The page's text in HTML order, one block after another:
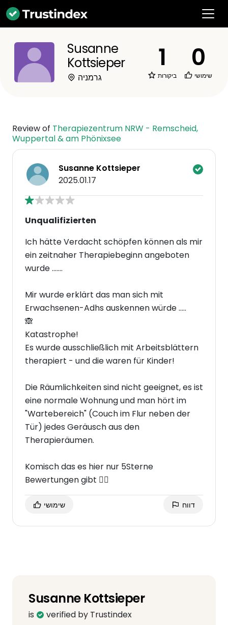
Susanne
Kottsieper
גרמניה
1
ביקורות
0
שימושי
Review of Therapiezentrum NRW - Remscheid,
Wuppertal & am Phönixsee
Susanne Kottsieper
2025.01.17
Unqualifizierten
Ich hätte Verdacht schöpfen können als mir
ein zeitnaher Therapiebeginn angeboten
wurde .......
Mir wurde erklärt das man sich mit
Erwachsenen-Adhs auskennen würde .....
🙈
Katastrophe!
Es wurde ausschließlich mit Arbeitsblättern
therapiert - und die waren für Kinder!
Die Räumlichkeiten sind nicht geeignet, es ist
eine normale Wohnung und man hört im
"Wartebereich" (Couch im Flur neben der
Tür) jedes Geräusch aus den
Therapieräumen.
Komisch das es hier nur 5Sterne
Bewertungen gibt 🤷‍♀️
שימושי דווח
Susanne Kottsieper
is verified by Trustindex